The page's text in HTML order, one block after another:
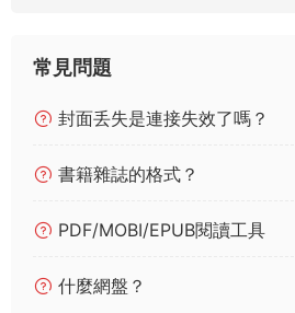
常見問題
封面丢失是連接失效了嗎？
書籍雜誌的格式？
PDF/MOBI/EPUB閱讀工具
什麼網盤？